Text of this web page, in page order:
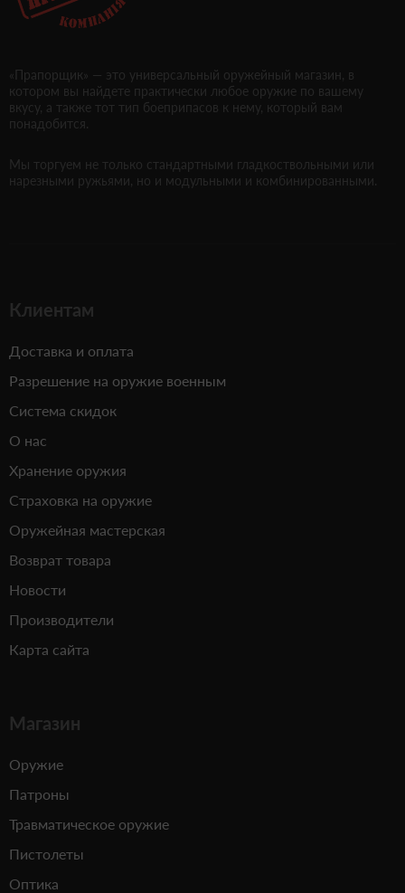
«Прапорщик» — это универсальный оружейный магазин, в
котором вы найдете практически любое оружие по вашему
вкусу, а также тот тип боеприпасов к нему, который вам
понадобится.
Мы торгуем не только стандартными гладкоствольными или
нарезными ружьями, но и модульными и комбинированными.
Клиентам
Доставка и оплата
Разрешение на оружие военным
Система скидок
О нас
Хранение оружия
Страховка на оружие
Оружейная мастерская
Возврат товара
Новости
Производители
Карта сайта
Магазин
Оружие
Патроны
Травматическое оружие
Пистолеты
Оптика